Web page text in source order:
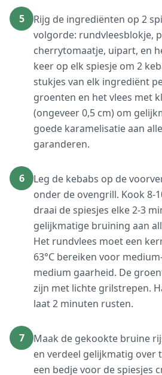
5
Rijg de ingrediënten op 2
volgorde: rundvleesblokje,
cherrytomaatje, uipart, en
keer op elk spiesje om 2
stukjes van elk ingrediënt
groenten en het vlees met
(ongeveer 0,5 cm) om
goede karamelisatie aan
garanderen.
6
Leg de kebabs op de
onder de ovengrill. Kook 8-
draai de spiesjes elke 2-3
gelijkmatige bruining aan
Het rundvlees moet een
63°C bereiken voor
medium gaarheid. De
zijn met lichte grilstrepen.
laat 2 minuten rusten.
7
Maak de gekookte bruine
en verdeel gelijkmatig over
een bedje voor de spiesjes